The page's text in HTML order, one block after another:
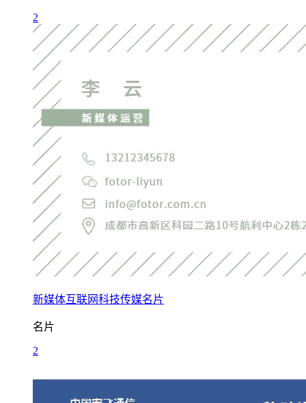
2
新媒体互联网科技传媒名片
名片
2